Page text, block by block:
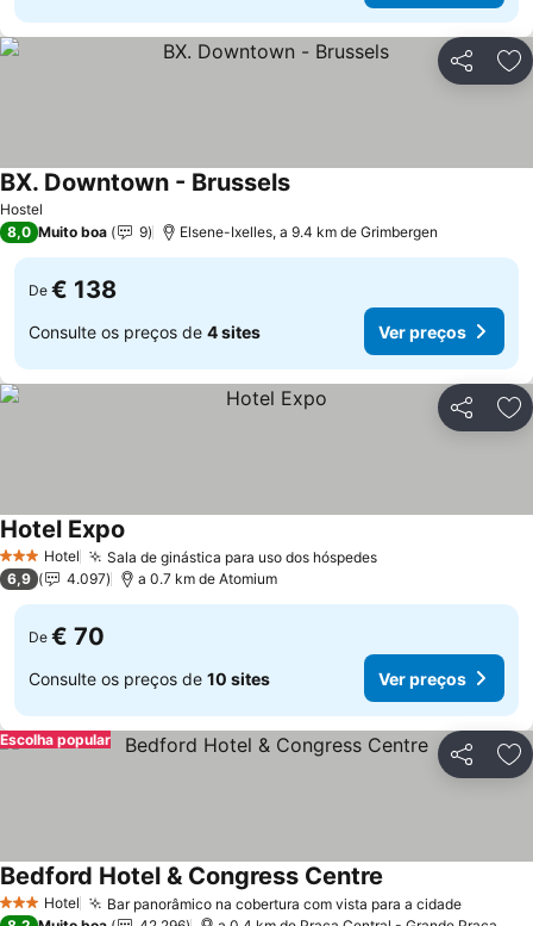
Partilhar
Hostel
BX. Downtown - Brussels
8,0 Muito boa 9 Elsene-Ixelles, a 9.4 km de Grimbergen
De € 138
Consulte os preços de 4 sites Ver preços
Partilhar
3 EstrelasHotel Sala de ginástica para uso dos hóspedes
Hotel Expo
6,9 4.097 a 0.7 km de Atomium
De € 70
Consulte os preços de 10 sites Ver preços
Partilhar
Escolha popular
3 EstrelasHotel Bar panorâmico na cobertura com vista para a cidade
Bedford Hotel & Congress Centre